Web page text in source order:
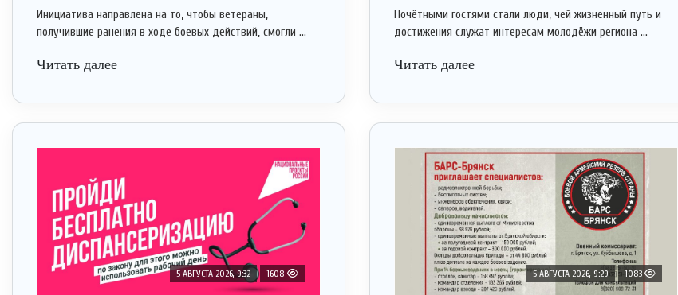
Инициатива направлена на то, чтобы ветераны,
получившие ранения в ходе боевых действий, смогли ...
Читать далее
Почётными гостями стали люди, чей жизненный путь и
достижения служат интересам молодёжи региона ...
Читать далее
5 АВГУСТА 2026, 9:32 1608 5 АВГУСТА 2026, 9:29 1083